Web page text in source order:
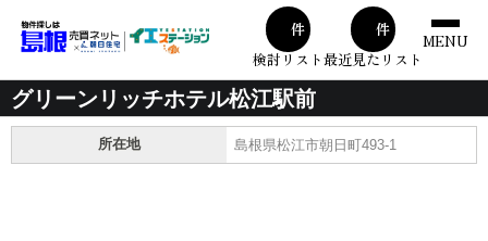
00件
検討リスト
00件
最近見たリスト
MENU
グリーンリッチホテル松江駅前
所在地 島根県松江市朝日町493-1